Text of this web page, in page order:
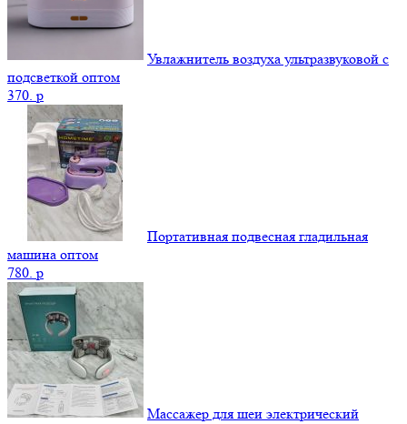
Увлажнитель воздуха ультразвуковой с
подсветкой оптом
370. p
Портативная подвесная гладильная
машина оптом
780. p
Массажер для шеи электрический